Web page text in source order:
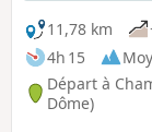
11,78 km
4h 15
Départ à
Dôme)